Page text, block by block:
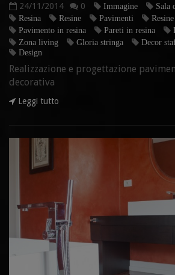
24/11/2014 0 Immagine Sala
Resina
Resine Pavimenti
Pavimento in resina
Pareti in resina
Zona living
Gloria stringa Decor
Design
Realizzazione e progettazione
decorativa
Leggi tutto